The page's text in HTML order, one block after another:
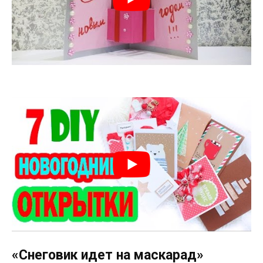
«Снеговик идет на маскарад»